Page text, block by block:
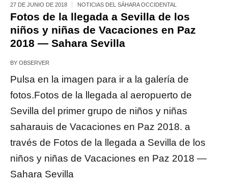
27 DE JUNIO DE 2018 NOTICIAS DEL SÁHARA OCCIDENTAL
Fotos de la llegada a Sevilla de los
niños y niñas de Vacaciones en Paz
2018 — Sahara Sevilla
BY OBSERVER
Pulsa en la imagen para ir a la galería de
fotos.Fotos de la llegada al aeropuerto de
Sevilla del primer grupo de niños y niñas
saharauis de Vacaciones en Paz 2018. a
través de Fotos de la llegada a Sevilla de los
niños y niñas de Vacaciones en Paz 2018 —
Sahara Sevilla